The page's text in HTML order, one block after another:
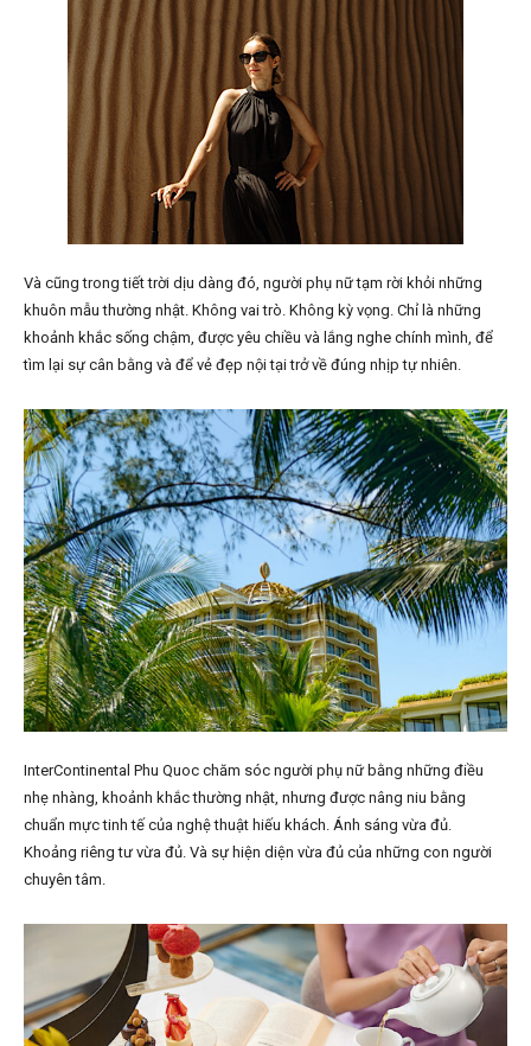
Và cũng trong tiết trời dịu dàng đó, người phụ nữ tạm rời khỏi những
khuôn mẫu thường nhật. Không vai trò. Không kỳ vọng. Chỉ là những
khoảnh khắc sống chậm, được yêu chiều và lắng nghe chính mình, để
tìm lại sự cân bằng và để vẻ đẹp nội tại trở về đúng nhịp tự nhiên.
InterContinental Phu Quoc chăm sóc người phụ nữ bằng những điều
nhẹ nhàng, khoảnh khắc thường nhật, nhưng được nâng niu bằng
chuẩn mực tinh tế của nghệ thuật hiếu khách. Ánh sáng vừa đủ.
Khoảng riêng tư vừa đủ. Và sự hiện diện vừa đủ của những con người
chuyên tâm.